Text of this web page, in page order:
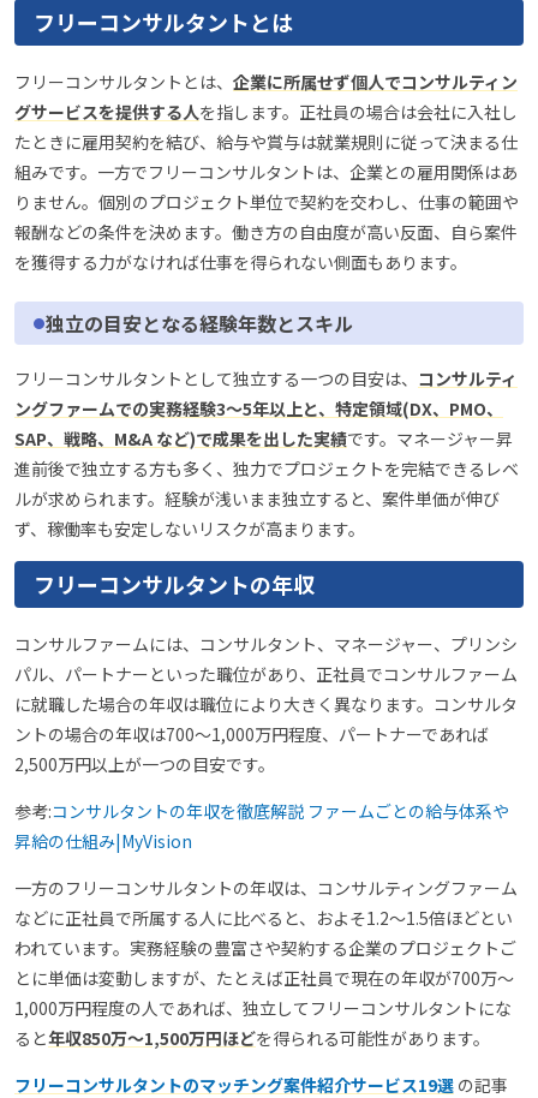
フリーコンサルタントとは
フリーコンサルタントとは、 企業に所属せず個人でコンサルティン
グサービスを提供する人を指します。正社員の場合は会社に入社し
たときに雇用契約を結び、給与や賞与は就業規則に従って決まる仕
組みです。一方でフリーコンサルタントは、企業との雇用関係はあ
りません。個別のプロジェクト単位で契約を交わし、仕事の範囲や
報酬などの条件を決めます。働き方の自由度が高い反面、自ら案件
を獲得する力がなければ仕事を得られない側面もあります。
独立の目安となる経験年数とスキル
フリーコンサルタントとして独立する一つの目安は、 コンサルティ
ングファームでの実務経験3〜5年以上と、特定領域(DX、PMO、
SAP、戦略、M&A など)で成果を出した実績です。マネージャー昇
進前後で独立する方も多く、独力でプロジェクトを完結できるレベ
ルが求められます。経験が浅いまま独立すると、案件単価が伸び
ず、稼働率も安定しないリスクが高まります。
フリーコンサルタントの年収
コンサルファームには、コンサルタント、マネージャー、プリンシ
パル、パートナーといった職位があり、正社員でコンサルファーム
に就職した場合の年収は職位により大きく異なります。コンサルタ
ントの場合の年収は700〜1,000万円程度、パートナーであれば
2,500万円以上が一つの目安です。
参考:コンサルタントの年収を徹底解説 ファームごとの給与体系や
昇給の仕組み|MyVision
一方のフリーコンサルタントの年収は、コンサルティングファーム
などに正社員で所属する人に比べると、およそ1.2〜1.5倍ほどとい
われています。実務経験の豊富さや契約する企業のプロジェクトご
とに単価は変動しますが、たとえば正社員で現在の年収が700万〜
1,000万円程度の人であれば、独立してフリーコンサルタントにな
ると年収850万〜1,500万円ほどを得られる可能性があります。
フリーコンサルタントのマッチング案件紹介サービス19選 の記事